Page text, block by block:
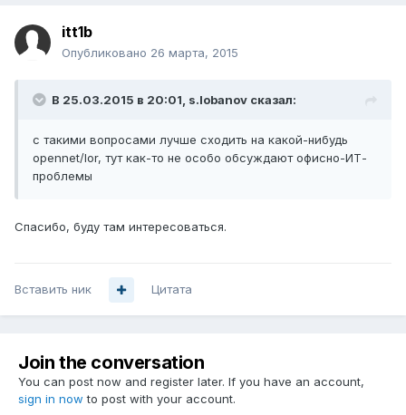
itt1b
Опубликовано 26 марта, 2015
В 25.03.2015 в 20:01, s.lobanov сказал:
с такими вопросами лучше сходить на какой-нибудь
opennet/lor, тут как-то не особо обсуждают офисно-ИТ-
проблемы
Спасибо, буду там интересоваться.
Вставить ник Цитата
Join the conversation
You can post now and register later. If you have an account,
sign in now to post with your account.